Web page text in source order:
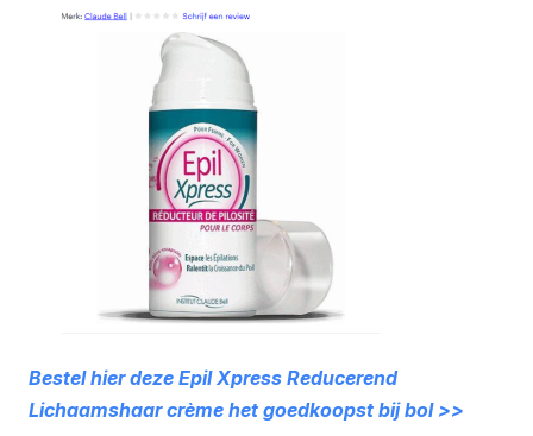
Bestel hier deze Epil Xpress Reducerend
Lichaamshaar crème het goedkoopst bij bol >>